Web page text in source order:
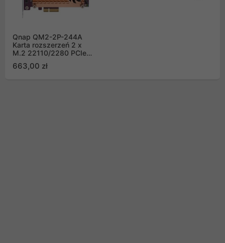
Qnap QM2-2P-244A
Karta rozszerzeń 2 x
M.2 22110/2280 PCIe
x4)
663,00 zł